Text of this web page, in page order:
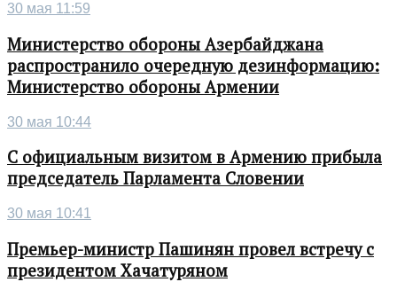
30 мая 11:59
Министерство обороны Азербайджана
распространило очередную дезинформацию:
Министерство обороны Армении
30 мая 10:44
С официальным визитом в Армению прибыла
председатель Парламента Словении
30 мая 10:41
Премьер-министр Пашинян провел встречу с
президентом Хачатуряном